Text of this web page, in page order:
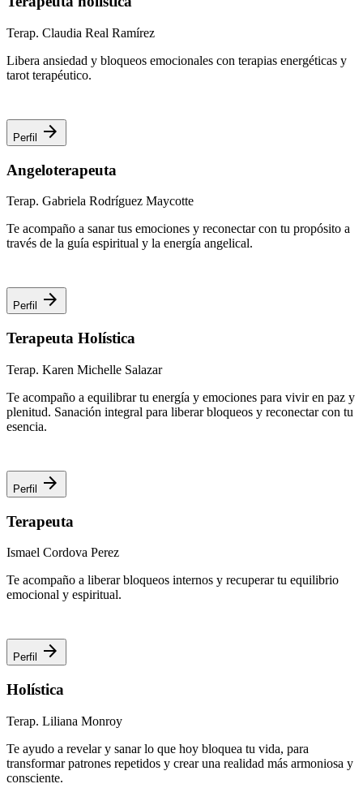
Terap. Claudia Real Ramírez
Libera ansiedad y bloqueos emocionales con terapias energéticas y
tarot terapéutico.
Perfil arrow_forward
Angeloterapeuta
Terap. Gabriela Rodríguez Maycotte
Te acompaño a sanar tus emociones y reconectar con tu propósito a
través de la guía espiritual y la energía angelical.
Perfil arrow_forward
Terapeuta Holística
Terap. Karen Michelle Salazar
Te acompaño a equilibrar tu energía y emociones para vivir en paz y
plenitud. Sanación integral para liberar bloqueos y reconectar con tu
esencia.
Perfil arrow_forward
Terapeuta
Ismael Cordova Perez
Te acompaño a liberar bloqueos internos y recuperar tu equilibrio
emocional y espiritual.
Perfil arrow_forward
Holística
Terap. Liliana Monroy
Te ayudo a revelar y sanar lo que hoy bloquea tu vida, para
transformar patrones repetidos y crear una realidad más armoniosa y
consciente.